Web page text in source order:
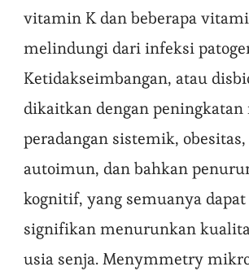
vitamin K dan beberapa
melindungi dari infeksi
Ketidakseimbangan, atau
dikaitkan dengan peningkatan
peradangan sistemik,
autoimun, dan bahkan
kognitif, yang semuanya dapat
signifikan menurunkan
usia senja. Menymmetry